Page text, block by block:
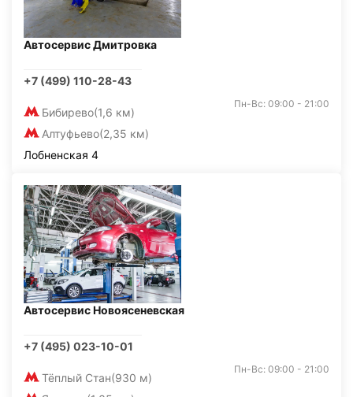
Автосервис Дмитровка
+7 (499) 110-28-43
Бибирево(1,6 км)
Алтуфьево(2,35 км)
Пн-Вс: 09:00 - 21:00
Лобненская 4
Автосервис Новоясеневская
+7 (495) 023-10-01
Тёплый Стан(930 м)
Пн-Вс: 09:00 - 21:00